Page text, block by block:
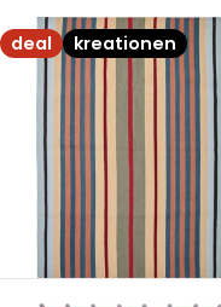
deal kreationen